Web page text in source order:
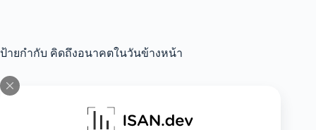
ป้ายกำกับ คิดถึงอนาคตในวันข้างหน้า
Lifestyle